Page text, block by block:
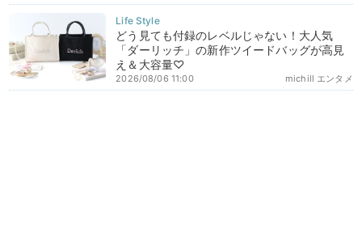
どう見ても付録のレベルじゃない！大人気
「ダーリッチ」の新作ツイードバッグが高見
え＆大容量♡
michill エンタメ
2026/08/06 11:00